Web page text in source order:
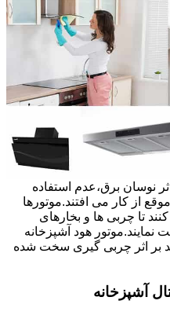
نوسان برق،عدم استفاده
از کار می افتند.موتورها
تا چربی ها و بخارهای
نمایند.موتور هود آشپزخانه
بر اثر چربی گیری سخت شده
آشپزخانه